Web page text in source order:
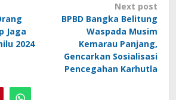
Jaga
2024
Next post
BPBD Bangka Belitung
Waspada Musim
Kemarau Panjang,
Gencarkan Sosialisasi
Pencegahan Karhutla